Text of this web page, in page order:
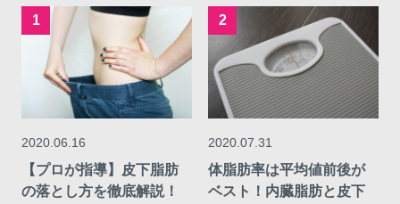
1
2020.06.16
【プロが指導】皮下脂肪
の落とし方を徹底解説！
2
2020.07.31
体脂肪率は平均値前後が
ベスト！内臓脂肪と皮下